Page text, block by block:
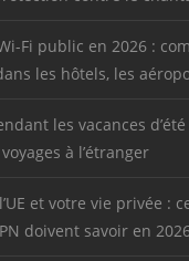
Fi public en 2026 :
les hôtels, les
les vacances
à l’étranger
et votre vie privée :
doivent savoir en